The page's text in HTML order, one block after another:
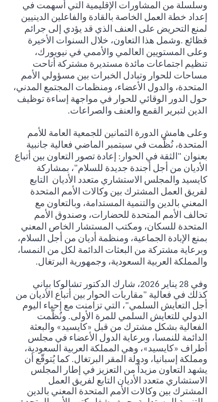
وسلسلة من المشاورات الإقليمية التي أسهمت في
إعداد خطة العمل الخاصة بالقادة والفاعلين الدينيين
لمنع التحريض على العنف الذي قد يؤدي إلى جرائم
فظائع .وشمل هذا التعاون، خلال السنوات الأخيرة
وعلى المستويين العالمي والأممي في نيويورك،
تنظيم اجتماعات مائدة مستديرة مشتركة أتاحت
مساحات للحوار وتبادل الخبرات بين مسؤولي الأمم
المتحدة، والدول الأعضاء، ومنظمات المجتمع المدني،
حول الدور الوقائي للحوار في مواجهة إساءة توظيف
الدين لتبرير القمع والعنف والصراعات.
وعلى هامش الدورة الثمانين للجمعية العامة للأمم
المتحدة، نُظّمت في سبتمبر الماضي فعالية جانبية
بعنوان "الثقة في الحوار: إعادة تصور التعاون بين أتباع
الأديان من أجل أجندة جديدة للسلام"، بمشاركة
كايسيد والمجلس الاستشاري متعدد الأديان التابع
لفريق العمل المشترك بين وكالات الأمم المتحدة
المعني بالدين والتنمية المستدامة، وبالتعاون مع
تحالف الأمم المتحدة للحضارات، وصندوق الأمم
المتحدة للسكان، ومكتب المستشار الخاص المعني
بمنع الإبادة الجماعية، ومنظمة أديان من أجل السلام،
وبرعاية مشتركة من البعثات الدائمة لكل من النمسا،
والمملكة العربية السعودية، وجمهورية البرتغال.
وفي 28 يناير 2026، شارك الدكتور تشالوكا بياني
كذلك في فعالية "مقاربات الحوار بين أتباع الأديان من
أجل التعايش السلمي"، التي تزامنت مع إحياء اليوم
الدولي للتعايش السلمي للمرة الأولى. ونُظّمت
الفعالية بشكل مشترك من قبل «كايسيد» والبعثة
الدائمة للنمسا، وبرعاية الدول الأعضاء في مجلس
أطراف «كايسيد»، وهي المملكة العربية السعودية،
ومملكة إسبانيا، ودولة المقر البرتغال. كما يُتوقّع أن
يشهد التعاون مزيداً من التعزيز في إطار المجلس
الاستشاري متعدد الأديان التابع لفريق العمل
المشترك بين وكالات الأمم المتحدة المعني بالدين